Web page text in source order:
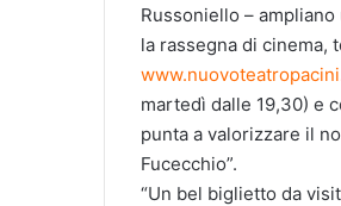
Russoniello –
la rassegna di cinema,
martedì dalle 19,30) e
punta a valorizzare il
Fucecchio”.
“Un bel biglietto da